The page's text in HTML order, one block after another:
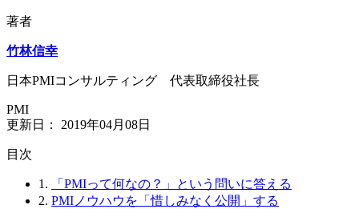
著者
竹林信幸
日本PMIコンサルティング 代表取締役社長
PMI
更新日： 2019年04月08日
⽬次
1.
「PMIって何なの？」という問いに答える
2. PMIノウハウを「惜しみなく公開」する